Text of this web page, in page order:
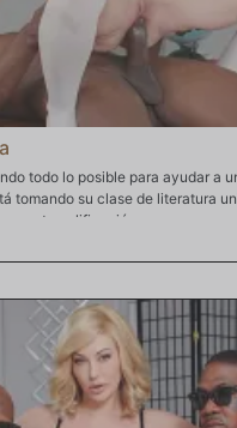
todo lo posible para ayudar a
tomando su clase de literatura
esta calificación para
muy prominente. Bunny ha
y, como muchas cosas,
pero cuando se pone de
Terriblemente avergonzada,
a lo que Don deja caer sus
Ella responde de la misma